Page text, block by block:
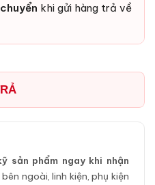
khi gửi hàng trả về
sản phẩm ngay khi nhận
ngoài, linh kiện, phụ kiện